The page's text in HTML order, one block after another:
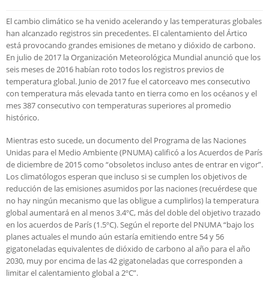
El cambio climático se ha venido acelerando y las temperaturas globales
han alcanzado registros sin precedentes. El calentamiento del Ártico
está provocando grandes emisiones de metano y dióxido de carbono.
En julio de 2017 la Organización Meteorológica Mundial anunció que los
seis meses de 2016 habían roto todos los registros previos de
temperatura global. Junio de 2017 fue el catorceavo mes consecutivo
con temperatura más elevada tanto en tierra como en los océanos y el
mes 387 consecutivo con temperaturas superiores al promedio
histórico.
Mientras esto sucede, un documento del Programa de las Naciones
Unidas para el Medio Ambiente (PNUMA) calificó a los Acuerdos de París
de diciembre de 2015 como “obsoletos incluso antes de entrar en vigor”.
Los climatólogos esperan que incluso si se cumplen los objetivos de
reducción de las emisiones asumidos por las naciones (recuérdese que
no hay ningún mecanismo que las obligue a cumplirlos) la temperatura
global aumentará en al menos 3.4ºC, más del doble del objetivo trazado
en los acuerdos de París (1.5ºC). Según el reporte del PNUMA “bajo los
planes actuales el mundo aún estaría emitiendo entre 54 y 56
gigatoneladas equivalentes de dióxido de carbono al año para el año
2030, muy por encima de las 42 gigatoneladas que corresponden a
limitar el calentamiento global a 2ºC”.